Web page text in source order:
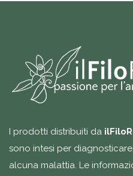
I prodotti distribuiti da
sono intesi per
alcuna malattia. Le